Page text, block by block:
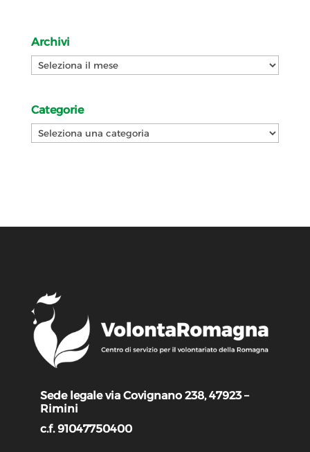
Archivi
Archivi
Categorie
Categorie
Sede legale via Covignano 238, 47923 –
Rimini
c.f. 91047750400